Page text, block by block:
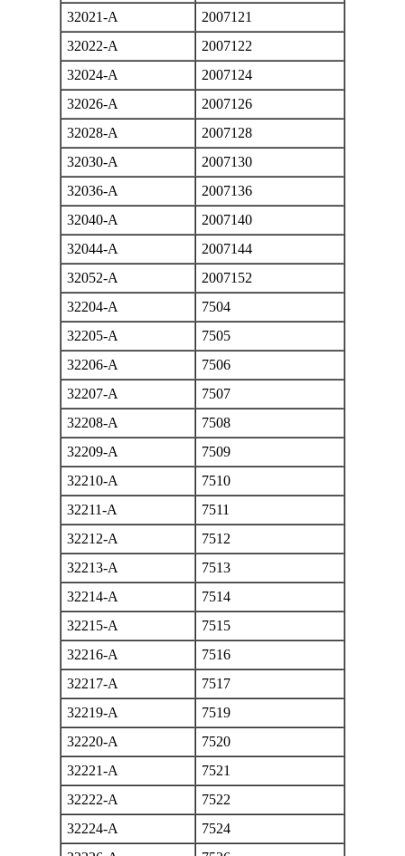
32021-A
2007121
32022-A
2007122
32024-A
2007124
32026-A
2007126
32028-A
2007128
32030-A
2007130
32036-A
2007136
32040-A
2007140
32044-A
2007144
32052-A
2007152
32204-A
7504
32205-A
7505
32206-A
7506
32207-A
7507
32208-A
7508
32209-A
7509
32210-A
7510
32211-A
7511
32212-A
7512
32213-A
7513
32214-A
7514
32215-A
7515
32216-A
7516
32217-A
7517
32219-A
7519
32220-A
7520
32221-A
7521
32222-A
7522
32224-A
7524